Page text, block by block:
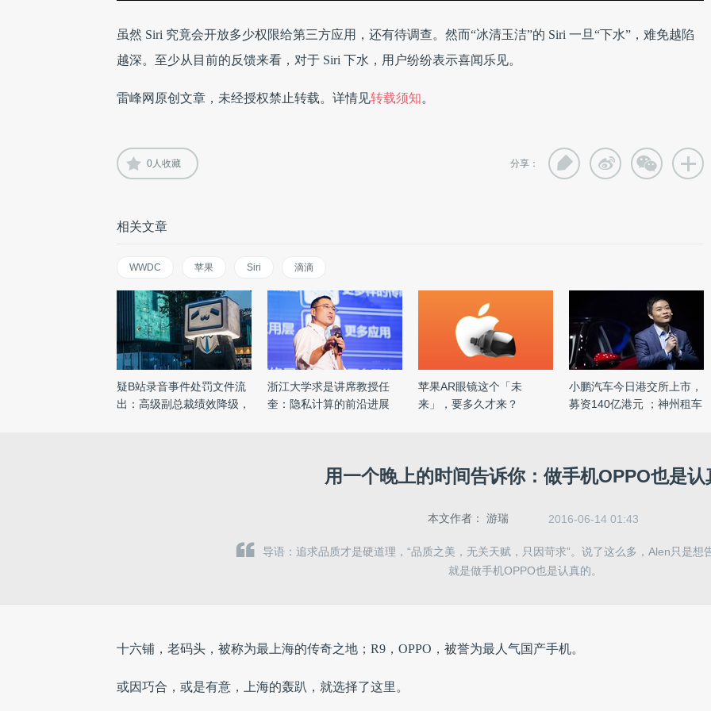
虽然 Siri 究竟会开放多少权限给第三方应用，还有待调查。然而“冰清玉洁”的 Siri 一旦“下水”，难免越陷
越深。至少从目前的反馈来看，对于 Siri 下水，用户纷纷表示喜闻乐见。
雷峰网原创文章，未经授权禁止转载。详情见转载须知。
0人收藏 分享：
相关文章
WWDC 苹果 Siri 滴滴
疑B站录音事件处罚文件流
出：高级副总裁绩效降级，
浙江大学求是讲席教授任
奎：隐私计算的前沿进展
苹果AR眼镜这个「未
来」，要多久才来？
小鹏汽车今日港交所上市，
募资140亿港元 ；神州租车
用一个晚上的时间告诉你：做手机OPPO也是认
本文作者： 游瑞 2016-06-14 01:43
导语：追求品质才是硬道理，“品质之美，无关天赋，只因苛求”。说了这么多，Alen只是想
就是做手机OPPO也是认真的。
十六铺，老码头，被称为最上海的传奇之地； R9，OPPO，被誉为最人气国产手机。
或因巧合，或是有意，上海的轰趴，就选择了这里。